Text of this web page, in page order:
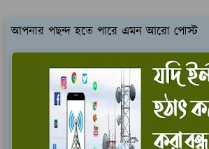
আপনার পছন্দ হতে পারে এমন আরো পোস্ট